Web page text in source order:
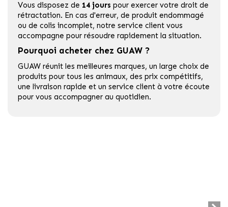
Vous disposez de 14 jours pour exercer votre droit de
rétractation. En cas d'erreur, de produit endommagé
ou de colis incomplet, notre service client vous
accompagne pour résoudre rapidement la situation.
Pourquoi acheter chez GUAW ?
GUAW réunit les meilleures marques, un large choix de
produits pour tous les animaux, des prix compétitifs,
une livraison rapide et un service client à votre écoute
pour vous accompagner au quotidien.